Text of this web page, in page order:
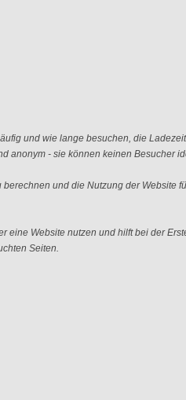
und wie lange besuchen, die
anonym - sie können keinen Besucher
und die Nutzung der Website
Website nutzen und hilft bei der
Seiten.